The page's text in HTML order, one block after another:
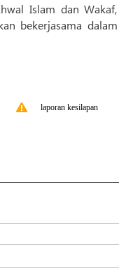
Islam dan Wakaf,
bekerjasama dalam
laporan kesilapan